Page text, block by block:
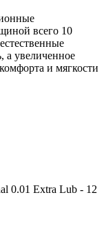
всего 10
а увеличенное
и мягкости
0.01 Extra Lub - 12